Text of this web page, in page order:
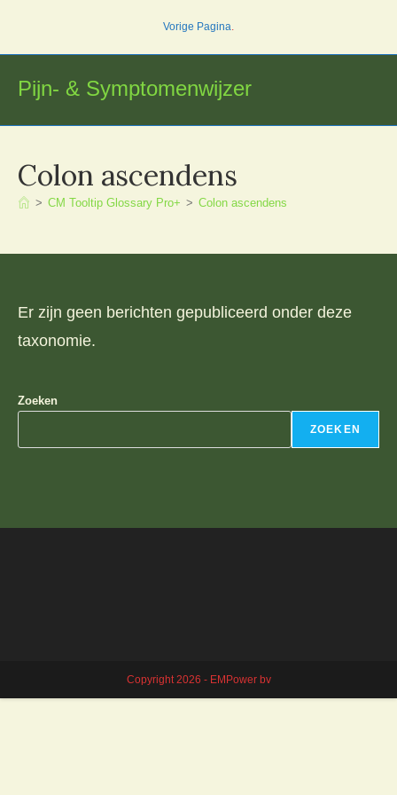
inhoud
Vorige Pagina.
Pijn- & Symptomenwijzer
Colon ascendens
> CM Tooltip Glossary Pro+ > Colon ascendens
Er zijn geen berichten gepubliceerd onder deze
taxonomie.
Zoeken
ZOEKEN
Copyright 2026 - EMPower bv